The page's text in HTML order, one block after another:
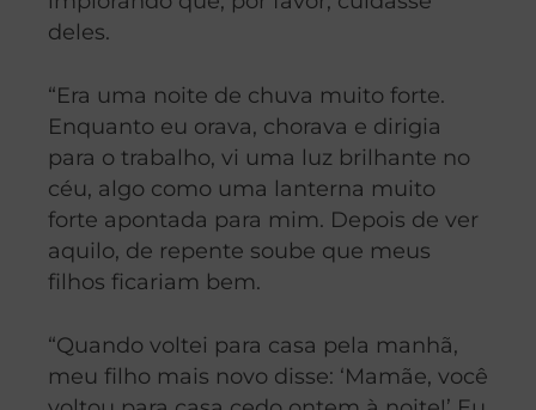
deles.
“Era uma noite de chuva muito forte.
Enquanto eu orava, chorava e dirigia
para o trabalho, vi uma luz brilhante no
céu, algo como uma lanterna muito
forte apontada para mim. Depois de ver
aquilo, de repente soube que meus
filhos ficariam bem.
“Quando voltei para casa pela manhã,
meu filho mais novo disse: ‘Mamãe, você